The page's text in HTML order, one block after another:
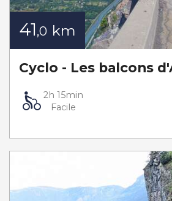
41,0 km
Cyclo - Les balcons
2h 15min
Facile